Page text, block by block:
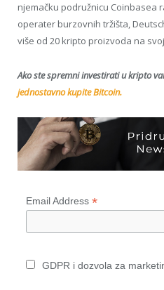
njemačku podružnicu Coinbasea
operater burzovnih tržišta,
više od 20 kripto proizvoda na
Ako ste spremni investirati u kripto
jednostavno kupite Bitcoin.
Email Address *
GDPR i dozvola za